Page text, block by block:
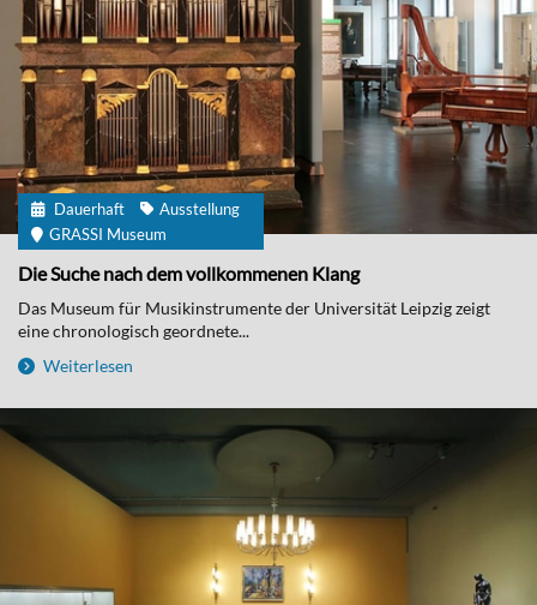
Dauerhaft
Ausstellung
GRASSI Museum
Die Suche nach dem vollkommenen Klang
Das Museum für Musikinstrumente der Universität Leipzig zeigt
eine chronologisch geordnete...
Weiterlesen